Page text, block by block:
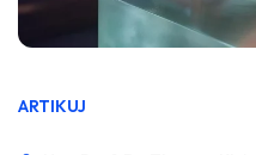
ARTIKUJ